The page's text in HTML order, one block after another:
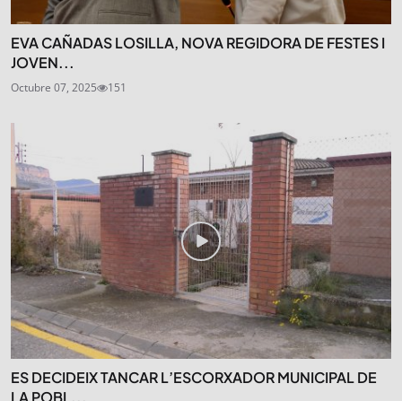
EVA CAÑADAS LOSILLA, NOVA REGIDORA DE FESTES I
JOVEN...
Octubre 07, 2025 151
ES DECIDEIX TANCAR L’ESCORXADOR MUNICIPAL DE
LA POBL...